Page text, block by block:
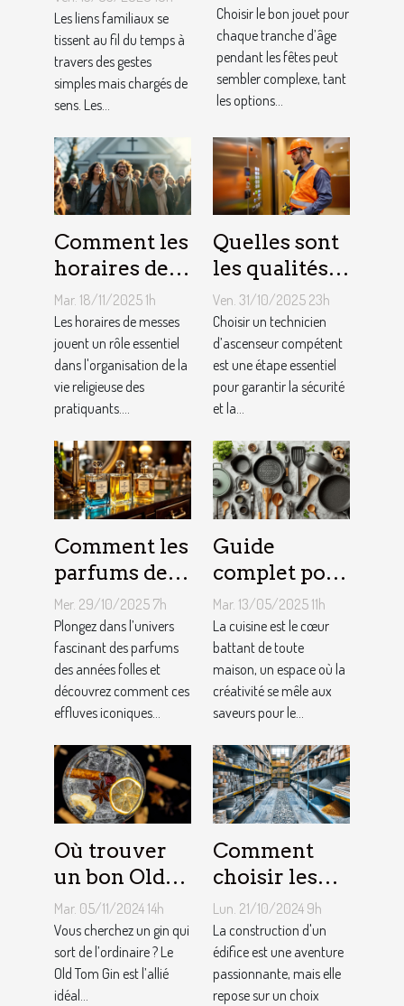
peuvent
renforcer les
liens
familiaux ?
Les liens familiaux se
tissent au fil du temps à
travers des gestes
simples mais chargés de
sens. Les...
pour chaque
âge lors des
fêtes ?
Choisir le bon jouet pour
chaque tranche d’âge
pendant les fêtes peut
sembler complexe, tant
les options...
Comment les
horaires de
messes
facilitent la
vie des
pratiquants ?
Mar. 18/11/2025 1h
Les horaires de messes
jouent un rôle essentiel
dans l'organisation de la
vie religieuse des
pratiquants....
Quelles sont
les qualités à
rechercher
chez un
technicien
d’ascenseur ?
Ven. 31/10/2025 23h
Choisir un technicien
d’ascenseur compétent
est une étape essentiel
pour garantir la sécurité
et la...
Comment les
parfums des
années folles
influencent-
ils la mode
moderne ?
Mer. 29/10/2025 7h
Plongez dans l’univers
fascinant des parfums
des années folles et
découvrez comment ces
effluves iconiques...
Guide
complet pour
choisir le
meilleur
équipement
de cuisine
Mar. 13/05/2025 11h
La cuisine est le cœur
battant de toute
maison, un espace où la
créativité se mêle aux
saveurs pour le...
Où trouver
un bon Old
Tom Gin
artisanal ?
Mar. 05/11/2024 14h
Vous cherchez un gin qui
sort de l’ordinaire ? Le
Old Tom Gin est l’allié
idéal...
Comment
choisir les
matériaux de
construction
adaptés à
votre projet
Lun. 21/10/2024 9h
La construction d'un
édifice est une aventure
passionnante, mais elle
repose sur un choix